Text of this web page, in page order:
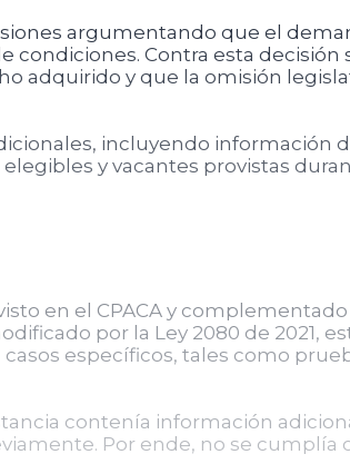
argumentando que el
Contra esta decisión
adquirido y que la omisión
incluyendo información
y vacantes provistas
en el CPACA y complementado
por la Ley 2080 de 2021,
específicos, tales como
contenía información
Por ende, no se cumplía